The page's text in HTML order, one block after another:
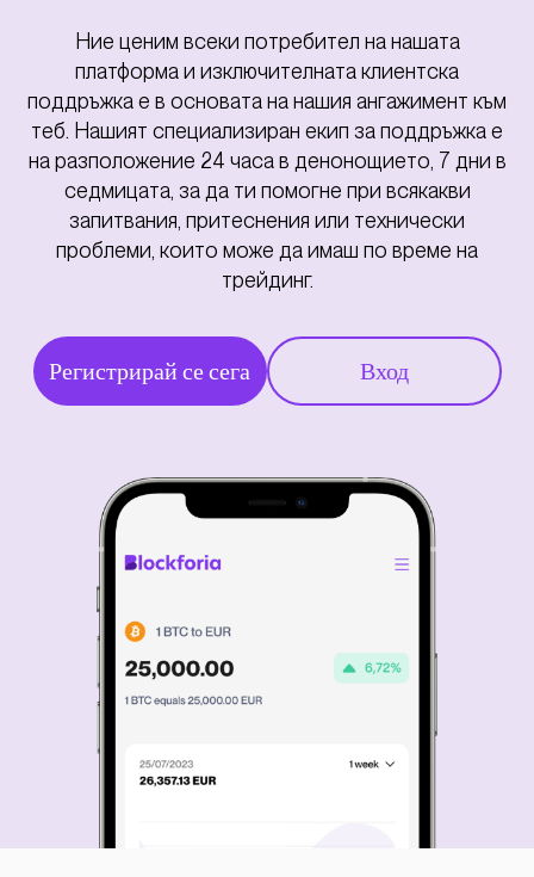
Ние ценим всеки потребител на нашата
платформа и изключителната клиентска
поддръжка е в основата на нашия ангажимент към
теб. Нашият специализиран екип за поддръжка е
на разположение 24 часа в денонощието, 7 дни в
седмицата, за да ти помогне при всякакви
запитвания, притеснения или технически
проблеми, които може да имаш по време на
трейдинг.
Регистрирай се сега Вход